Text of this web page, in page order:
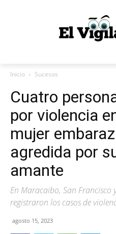
Inicio Sucesos
Cuatro
por violencia
mujer
agredida por
amante
En Maracaibo, San Francisco
registraron los casos de
agosto 15, 2023